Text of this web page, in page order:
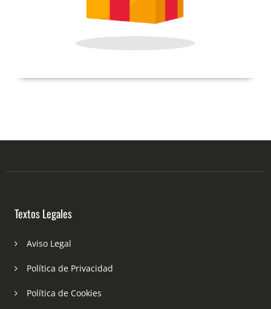
Textos Legales
Aviso Legal
Política de Privacidad
Política de Cookies